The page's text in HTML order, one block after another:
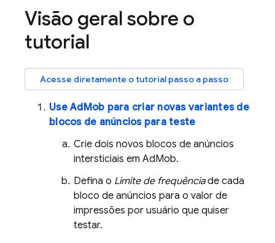
Visão geral sobre o
tutorial
Acesse diretamente o tutorial passo a passo
UseAdMob para criar novas variantes de
blocos de anúncios para teste
Crie dois novos blocos de anúncios
intersticiais em AdMob.
Defina o Limite de frequênciade cada
bloco de anúncios para o valor de
impressões por usuário que quiser
testar.